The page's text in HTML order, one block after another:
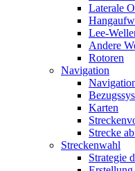
Laterale
Lee-
Andere
Rotoren
Navigation
Karten
Strecke
Streckenwahl
Strategie